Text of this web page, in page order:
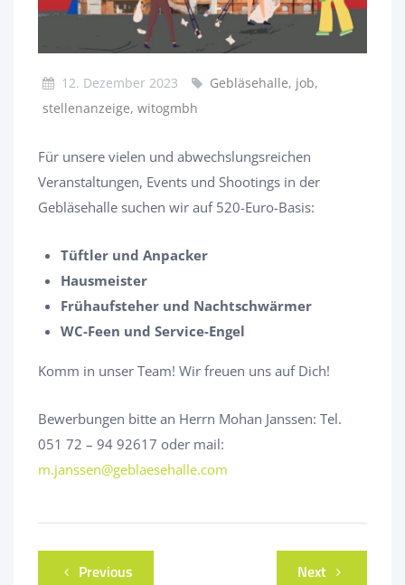
12. Dezember 2023
Gebläsehalle, job,
stellenanzeige, witogmbh
Für unsere vielen und abwechslungsreichen
Veranstaltungen, Events und Shootings in der
Gebläsehalle suchen wir auf 520-Euro-Basis:
Tüftler und Anpacker
Hausmeister
Frühaufsteher und Nachtschwärmer
WC-Feen und Service-Engel
Komm in unser Team! Wir freuen uns auf Dich!
Bewerbungen bitte an Herrn Mohan Janssen: Tel.
051 72 – 94 92617 oder mail:
m.janssen@geblaesehalle.com
Previous Next